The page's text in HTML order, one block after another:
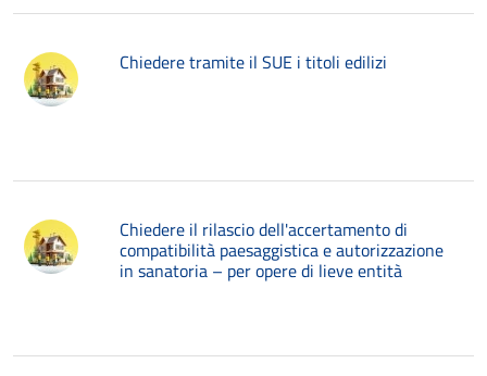
Chiedere tramite il SUE i titoli edilizi
Chiedere il rilascio dell'accertamento di
compatibilità paesaggistica e autorizzazione
in sanatoria – per opere di lieve entità